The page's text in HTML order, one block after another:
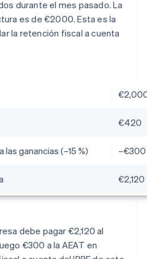
durante el mes pasado. La
es de €2000. Esta es la
la retención fiscal a cuenta
€420
ganancias (–15 %) –€300
€2,120
debe pagar €2,120 al
€300 a la AEAT en